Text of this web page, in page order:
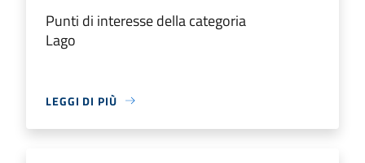
Punti di interesse della categoria
Lago
LEGGI DI PIÙ